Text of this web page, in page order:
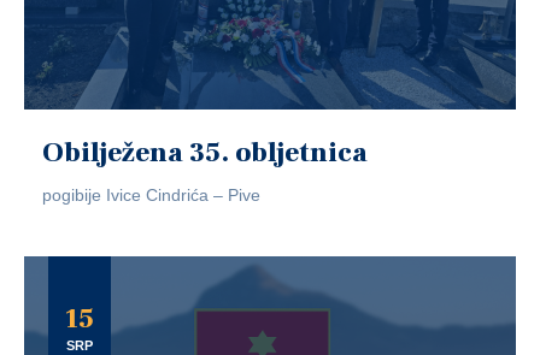
Obilježena 35. obljetnica
pogibije Ivice Cindrića – Pive
15
SRP